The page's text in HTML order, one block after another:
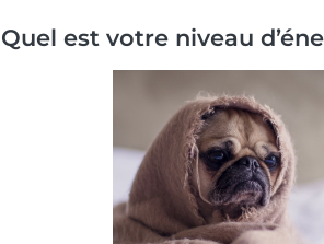
Quel est votre niveau